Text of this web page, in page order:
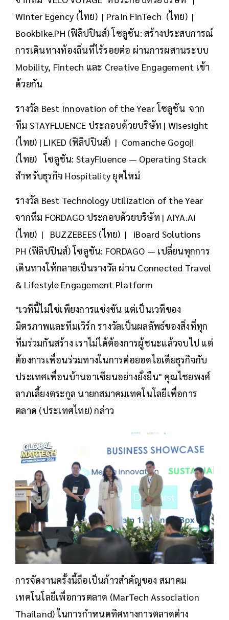
Winter Egency (ไทย) | PraIn FinTech (ไทย) |
Bookbike.PH (ฟิลิปปินส์) โซลูชัน: สร้างประสบการณ์
การเดินทางท้องถิ่นที่ไร้รอยต่อ ผ่านการผสานระบบ
Mobility, Fintech และ Creative Engagement เข้า
ด้วยกัน
รางวัล Best Innovation of the Year โซลูชัน จาก
ทีม STAYFLUENCE ประกอบด้วยบริษัท | Wisesight
(ไทย) | LIKED (ฟิลิปปินส์) | Comanche Gogoji
(ไทย) โซลูชัน: StayFluence — Operating Stack
สำหรับธุรกิจ Hospitality ยุคใหม่
รางวัล Best Technology Utilization of the Year
จากทีม FORDAGO ประกอบด้วยบริษัท | AIYA.Ai
(ไทย) | BUZZEBEES (ไทย) | iBoard Solutions
PH (ฟิลิปปินส์) โซลูชัน: FORDAGO — เปลี่ยนทุกการ
เดินทางให้กลายเป็นรางวัล ผ่าน Connected Travel
& Lifestyle Engagement Platform
"เวทีนี้ไม่ใช่เพียงการแข่งขัน แต่เป็นเวทีของ
มิตรภาพและทีมเวิร์ก รางวัลเป็นผลลัพธ์ของสิ่งที่ทุก
ทีมร่วมกันสร้าง เราไม่ได้ต้องการผู้ชนะแล้วจบไป แต่
ต้องการเพื่อนร่วมทางในการต่อยอดไอเดียธุรกิจกับ
ประเทศเพื่อนบ้านอาเซียนอย่างยั่งยืน" คุณไชยพงศ์
ลาภเลี้ยงตระกูล นายกสมาคมเทคโนโลยีเพื่อการ
ตลาด (ประเทศไทย) กล่าว
การจัดงานครั้งนี้ถือเป็นก้าวสำคัญของ สมาคม
เทคโนโลยีเพื่อการตลาด (MarTech Association
Thailand) ในการกำหนดทิศทางการตลาดต่าง